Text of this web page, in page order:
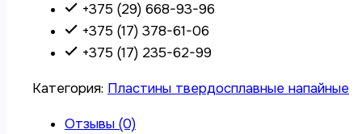
+375 (29) 668-93-96
+375 (17) 378-61-06
+375 (17) 235-62-99
Категория: Пластины твердосплавные напайные
Отзывы (0)